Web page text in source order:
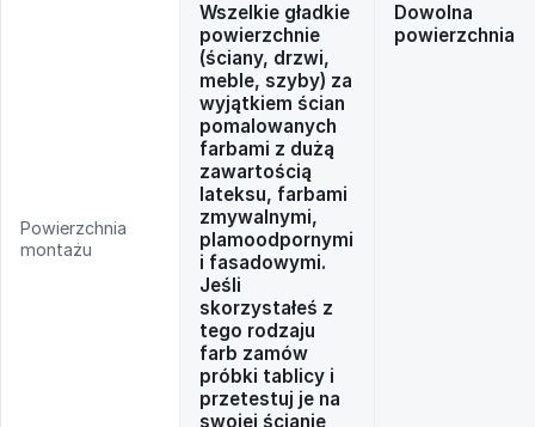
Powierzchnia
montażu
Wszelkie gładkie
powierzchnie
(ściany, drzwi,
meble, szyby) za
wyjątkiem ścian
pomalowanych
farbami z dużą
zawartością
lateksu, farbami
zmywalnymi,
plamoodpornymi
i fasadowymi.
Jeśli
skorzystałeś z
tego rodzaju
farb zamów
próbki tablicy i
przetestuj je na
swojej ścianie
Dowolna
powierzchnia